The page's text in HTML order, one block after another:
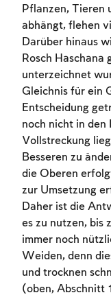
Pflanzen, Tieren
abhängt, flehen
Darüber hinaus
Rosch Haschana
unterzeichnet
Gleichnis für ein
Entscheidung
noch nicht in den
Vollstreckung
Besseren zu
die Oberen
zur Umsetzung
Daher ist die
es zu nutzen, bis
immer noch
Weiden, denn
und trocknen
(oben, Abschnitt